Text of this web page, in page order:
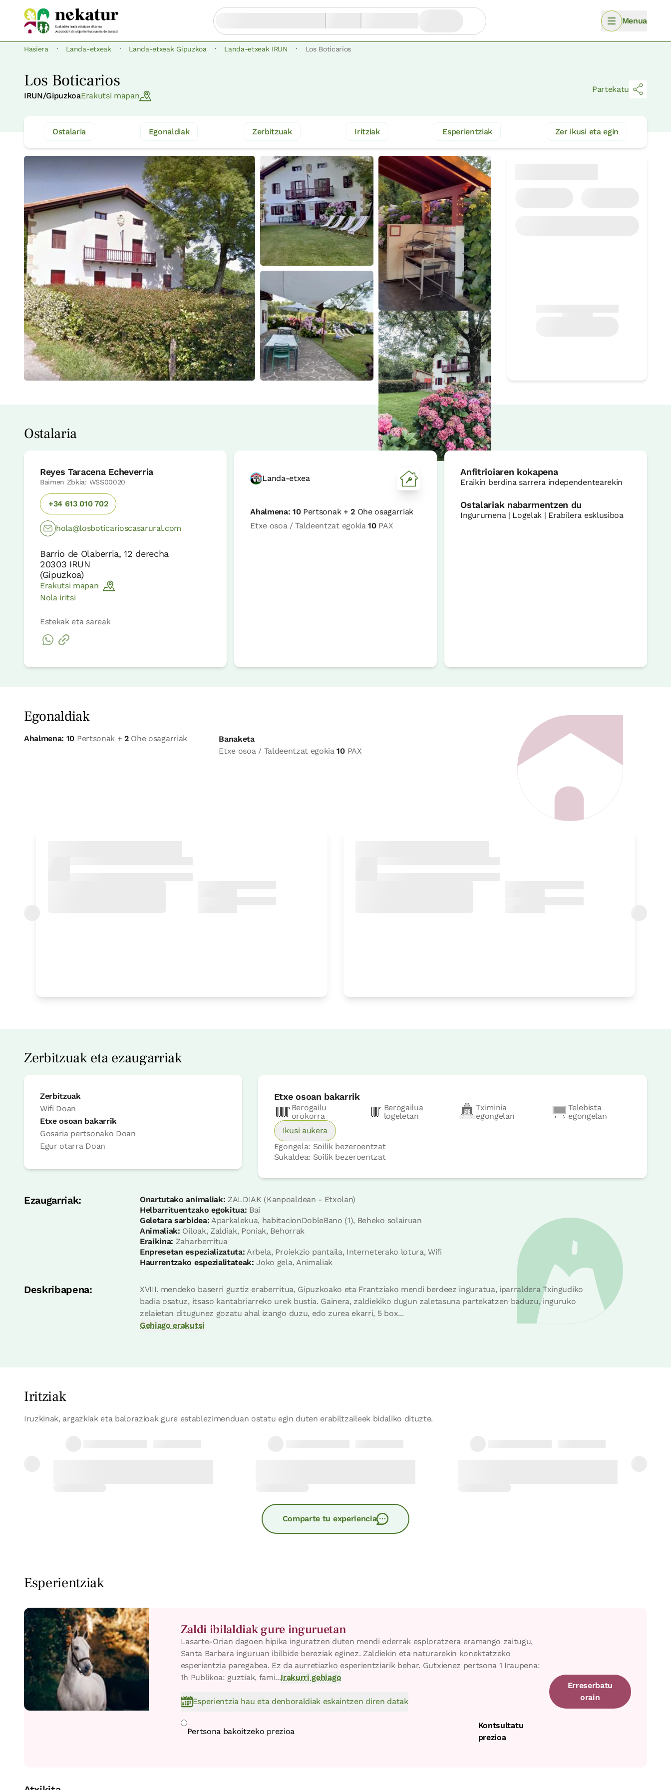
Menua
Hasiera · Landa-etxeak · Landa-etxeak Gipuzkoa · Landa-etxeak IRUN · Los Boticarios
Los Boticarios
IRUN/GipuzkoaErakutsi mapan
Partekatu
Ostalaria Egonaldiak Zerbitzuak Iritziak Esperientziak Zer ikusi eta egin
Ostalaria
Reyes Taracena Echeverria
Baimen Zbkia: WSS00020
+34 613 010 702
hola@losboticarioscasarural.com
Barrio de Olaberria, 12 derecha
20303 IRUN
(Gipuzkoa)
Erakutsi mapan
Nola iritsi
Estekak eta sareak
Landa-etxea
Ahalmena:10Pertsonak +2Ohe osagarriak
Etxe osoa / Taldeentzat egokia10PAX
Anfitrioiaren kokapena
Eraikin berdina sarrera independentearekin
Ostalariak nabarmentzen du
Ingurumena | Logelak | Erabilera esklusiboa
Egonaldiak
Ahalmena: 10 Pertsonak +2Ohe osagarriak
Banaketa
Etxe osoa / Taldeentzat egokia10PAX
Zerbitzuak eta ezaugarriak
Zerbitzuak
Wifi Doan
Etxe osoan bakarrik
Gosaria pertsonako Doan
Egur otarra Doan
Etxe osoan bakarrik
Berogailu
orokorra
Berogailua
logeletan
Tximinia
egongelan
Telebista
egongelan
Ikusi aukera
Egongela: Soilik bezeroentzat
Sukaldea: Soilik bezeroentzat
Ezaugarriak: Onartutako animaliak: ZALDIAK (Kanpoaldean - Etxolan)
Helbarrituentzako egokitua: Bai
Geletara sarbidea: Aparkalekua, habitacionDobleBano (1), Beheko solairuan
Animaliak: Oiloak, Zaldiak, Poniak, Behorrak
Eraikina: Zaharberritua
Enpresetan espezializatuta: Arbela, Proiekzio pantaila, Interneterako lotura, Wifi
Haurrentzako espezialitateak: Joko gela, Animaliak
Deskribapena:
XVIII. mendeko baserri guztiz eraberritua, Gipuzkoako eta Frantziako mendi berdeez inguratua, iparraldera Txingudiko
badia osatuz, itsaso kantabriarreko urek bustia. Gainera, zaldiekiko dugun zaletasuna partekatzen baduzu, inguruko
zelaietan ditugunez gozatu ahal izango duzu, edo zurea ekarri, 5 box...
Gehiago erakutsi
Iritziak
Iruzkinak, argazkiak eta balorazioak gure establezimenduan ostatu egin duten erabiltzaileek bidaliko dituzte.
Comparte tu experiencia
Esperientziak
Zaldi ibilaldiak gure inguruetan
Lasarte-Orian dagoen hipika inguratzen duten mendi ederrak esploratzera eramango zaitugu,
Santa Barbara inguruan ibilbide bereziak eginez. Zaldiekin eta naturarekin konektatzeko
esperientzia paregabea. Ez da aurretiazko esperientziarik behar. Gutxienez pertsona 1 Iraupena:
1h Publikoa: guztiak, fami...Irakurri gehiago
Esperientzia hau eta denboraldiak eskaintzen diren datak
Pertsona bakoitzeko prezioa
Kontsultatu
prezioa
Erreserbatu
orain